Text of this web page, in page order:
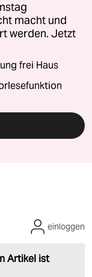
macht und
werden. Jetzt
frei Haus
Artikel ist
einloggen